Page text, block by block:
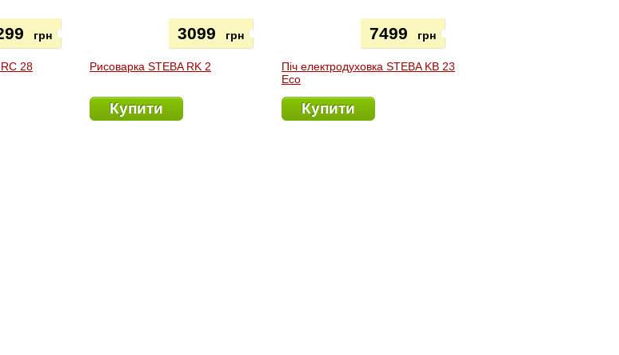
28
грн
Рисоварка STEBA RK 2
3099 грн
Купити
Піч електродуховка STEBA KB 23
Eco
7499 грн
Купити